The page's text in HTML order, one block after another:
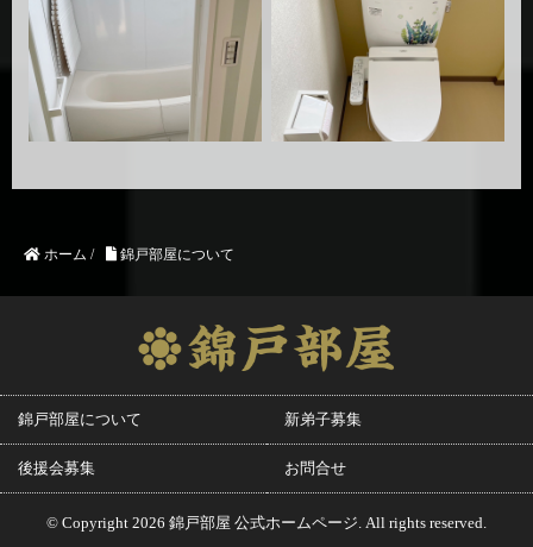
ホーム / 錦戸部屋について
錦戸部屋について 新弟子募集
後援会募集 お問合せ
© Copyright 2026 錦戸部屋 公式ホームページ. All rights reserved.